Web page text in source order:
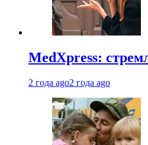
MedXpress:
2 года ago2 года ago